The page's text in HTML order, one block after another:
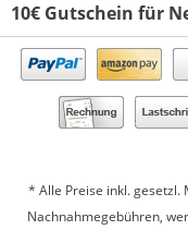
10€ Gutschein für
* Alle Preise inkl. gesetzl.
Nachnahmegebühren,